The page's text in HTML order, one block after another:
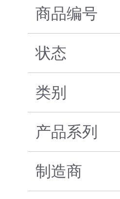
商品编号
状态
类别
产品系列
制造商